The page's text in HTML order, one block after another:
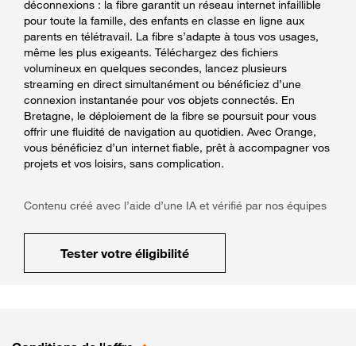
déconnexions : la fibre garantit un réseau internet infaillible
pour toute la famille, des enfants en classe en ligne aux
parents en télétravail. La fibre s’adapte à tous vos usages,
même les plus exigeants. Téléchargez des fichiers
volumineux en quelques secondes, lancez plusieurs
streaming en direct simultanément ou bénéficiez d’une
connexion instantanée pour vos objets connectés. En
Bretagne, le déploiement de la fibre se poursuit pour vous
offrir une fluidité de navigation au quotidien. Avec Orange,
vous bénéficiez d’un internet fiable, prêt à accompagner vos
projets et vos loisirs, sans complication.
Contenu créé avec l’aide d’une IA et vérifié par nos équipes
Tester votre éligibilité